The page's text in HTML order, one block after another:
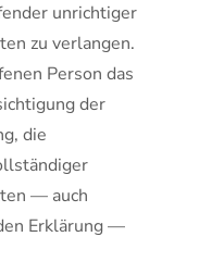
unrichtiger
zu verlangen.
Person das
der
die
— auch
Erklärung —